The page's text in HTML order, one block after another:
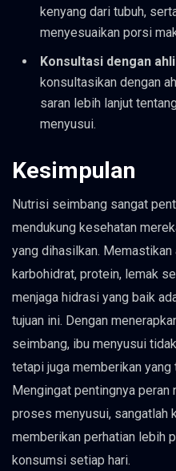
kenyang dari tubuh,
menyesuaikan porsi
Konsultasi dengan
konsultasikan dengan
saran lebih lanjut
menyusui.
Kesimpulan
Nutrisi seimbang sangat
mendukung kesehatan
yang dihasilkan. Memastikan
karbohidrat, protein, lemak
menjaga hidrasi yang baik
tujuan ini. Dengan
seimbang, ibu menyusui
tetapi juga memberikan
Mengingat pentingnya
proses menyusui, sangatlah
memberikan perhatian lebih
konsumsi setiap hari.